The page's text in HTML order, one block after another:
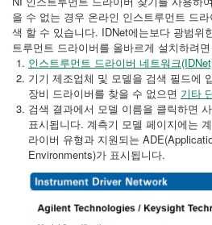
을 수 없는 경우 온라인 인스트루먼트 드
색 할 수 있습니다. IDNet에는보다 광범위
트루먼트 드라이버를 올바르게 설치하려
인스트루먼트 드라이버 네트워크
기기 제조업체 및 모델을 검색 필드에
장비 드라이버를 찾을 수 없으면 기타
검색 결과에서 모델 이름을 클릭하면
표시됩니다. 계측기 모델 페이지에는
라이버 유형과 지원되는
Environments)가 표시됩니다.